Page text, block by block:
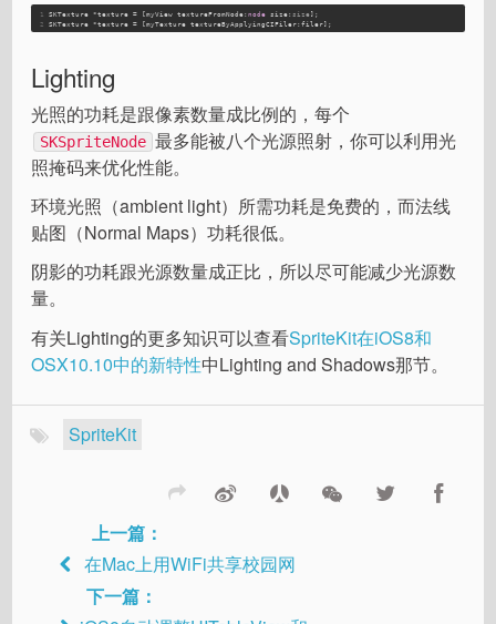
1
2
SKTexture *texture = [myView textureFromNode:node size: size];
SKTexture *texture = [myTexture textureByApplyingCIFiler:filer];
Lighting
光照的功耗是跟像素数量成比例的，每个
SKSpriteNode 最多能被八个光源照射，你可以利用光
照掩码来优化性能。
环境光照（ambient light）所需功耗是免费的，而法线
贴图（Normal Maps）功耗很低。
阴影的功耗跟光源数量成正比，所以尽可能减少光源数
量。
有关Lighting的更多知识可以查看SpriteKit在iOS8和
OSX10.10中的新特性中Lighting and Shadows那节。
SpriteKit
上一篇：
在Mac上用WiFi共享校园网
下一篇：